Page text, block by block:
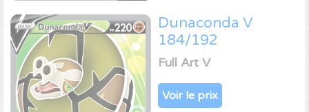
Dunaconda V
184/192
Full Art V
Voir le prix